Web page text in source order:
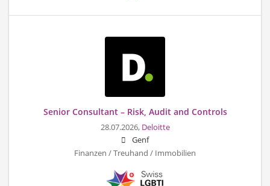
Senior Consultant – Risk, Audit and Controls
28.07.2026, Deloitte
Genf
Finanzen / Treuhand / Immobilien